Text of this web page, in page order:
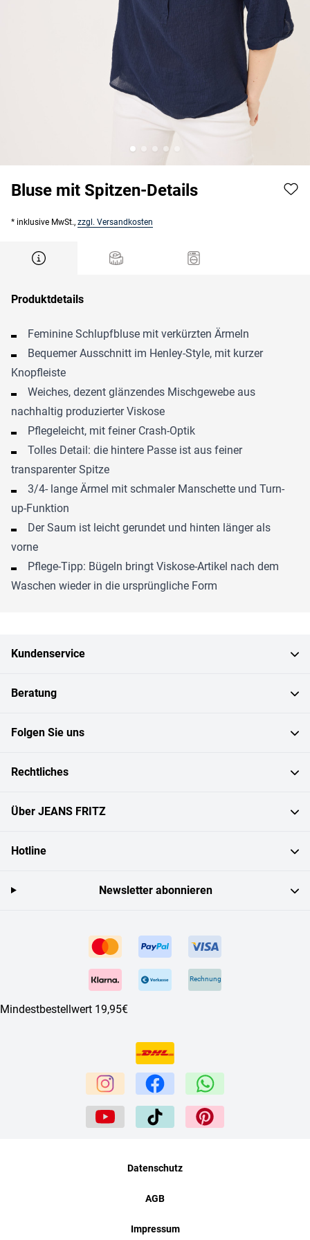
Bluse mit Spitzen-Details
* inklusive MwSt., zzgl. Versandkosten
Produktdetails
Feminine Schlupfbluse mit verkürzten Ärmeln
Bequemer Ausschnitt im Henley-Style, mit kurzer
Knopfleiste
Weiches, dezent glänzendes Mischgewebe aus
nachhaltig produzierter Viskose
Pflegeleicht, mit feiner Crash-Optik
Tolles Detail: die hintere Passe ist aus feiner
transparenter Spitze
3/4- lange Ärmel mit schmaler Manschette und Turn-
up-Funktion
Der Saum ist leicht gerundet und hinten länger als
vorne
Pflege-Tipp: Bügeln bringt Viskose-Artikel nach dem
Waschen wieder in die ursprüngliche Form
Kundenservice
Beratung
Folgen Sie uns
Rechtliches
Über JEANS FRITZ
Hotline
Rechnung
Mindestbestellwert 19,95€
Newsletter abonnieren
Datenschutz
AGB
Impressum